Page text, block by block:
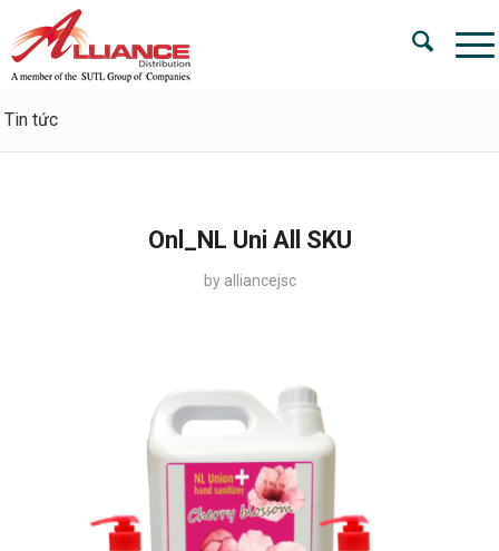
Tin tức
Onl_NL Uni All SKU
by alliancejsc